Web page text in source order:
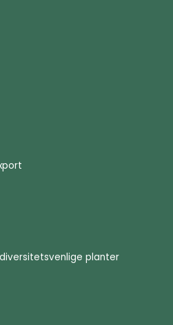
planter